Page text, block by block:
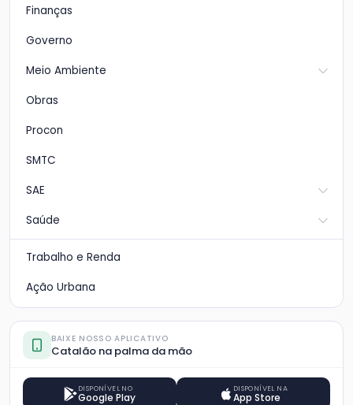
Finanças
Governo
Meio Ambiente
Obras
Procon
SMTC
SAE
Saúde
Trabalho e Renda
Ação Urbana
BAIXE NOSSO APLICATIVO
Catalão na palma da mão
DISPONÍVEL NO
Google Play
DISPONÍVEL NA
App Store